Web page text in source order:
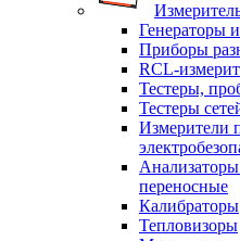
Генераторы
Приборы
RCL-
Тестеры,
Тестеры
Измерители
Анализаторы
переносные
Калибраторы
Тепловизоры